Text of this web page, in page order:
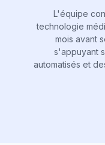
L'équipe
technologie
mois avant
s'appuyant
automatisés et